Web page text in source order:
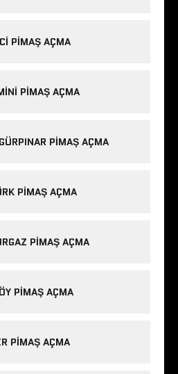
PIMAŞ AÇMA
PIMAŞ AÇMA
PIMAŞ AÇMA
PIMAŞ AÇMA
PIMAŞ AÇMA
PIMAŞ AÇMA
PIMAŞ AÇMA